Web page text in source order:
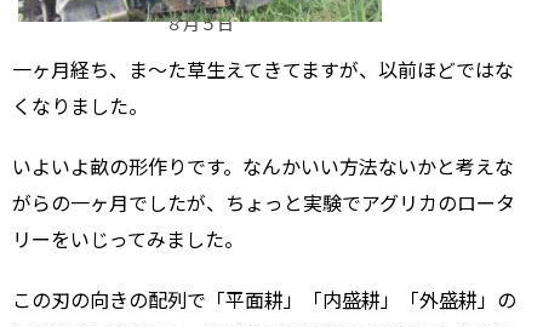
８月５日
一ヶ月経ち、ま～た草生えてきてますが、以前ほどではな
くなりました。
いよいよ畝の形作りです。なんかいい方法ないかと考えな
がらの一ヶ月でしたが、ちょっと実験でアグリカのロータ
リーをいじってみました。
この刃の向きの配列で「平面耕」「内盛耕」「外盛耕」の